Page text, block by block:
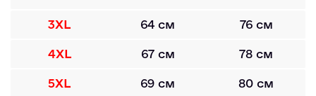
3XL 64 см 76 см
4XL 67 см 78 см
5XL 69 см 80 см